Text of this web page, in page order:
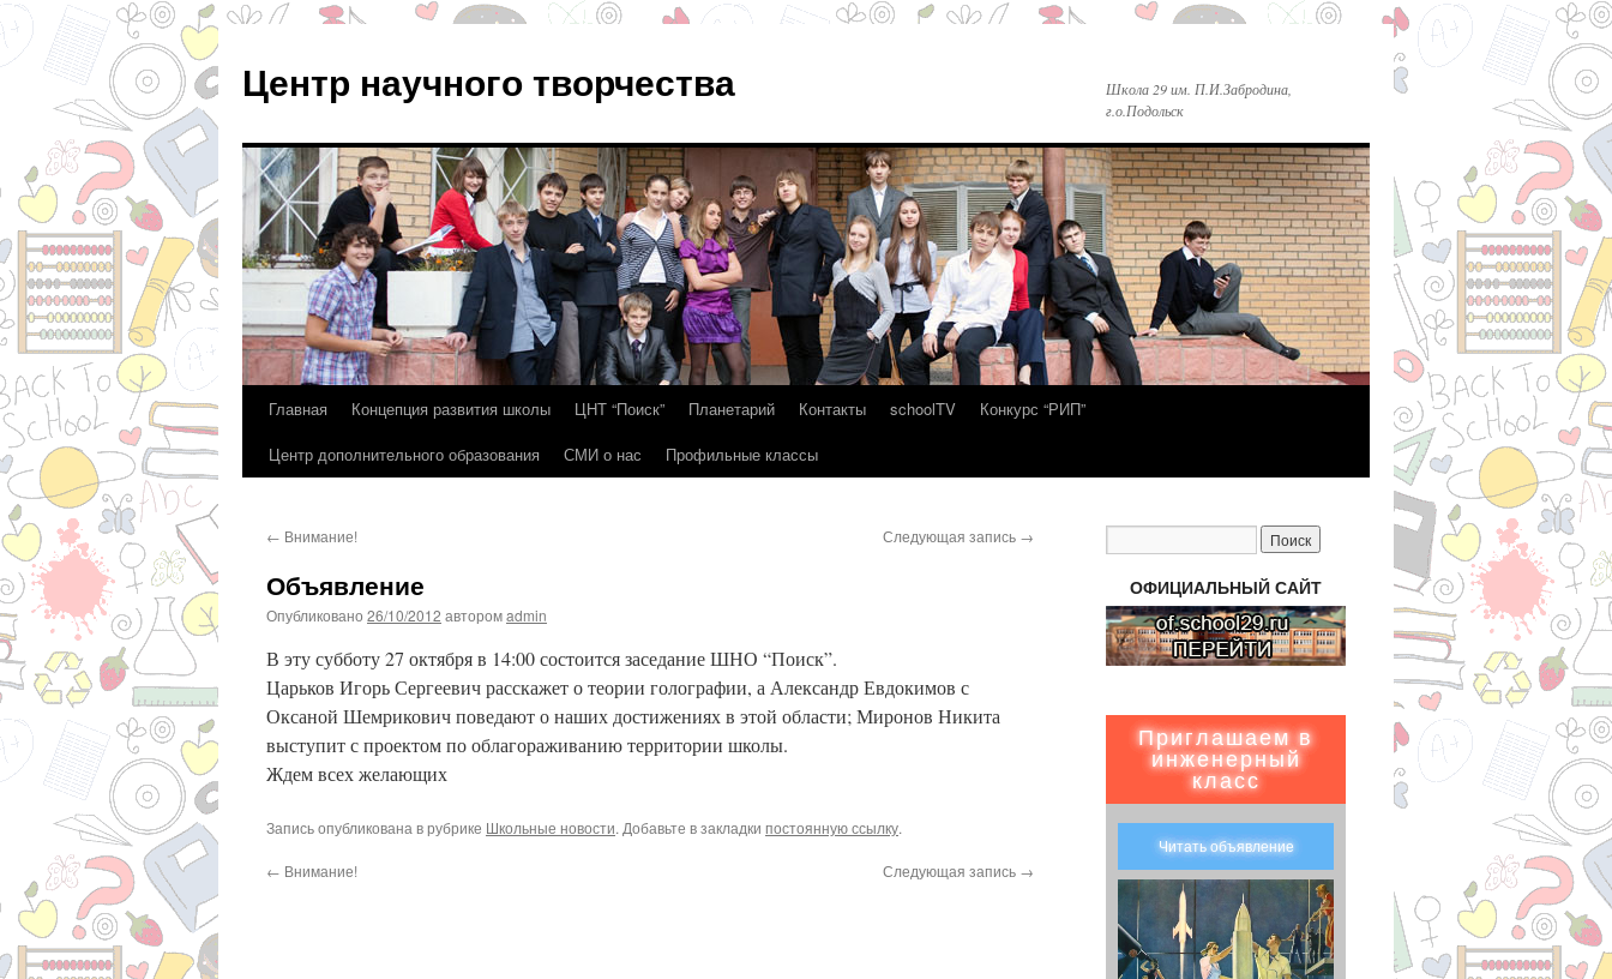
Центр научного творчества
Школа 29 им. П.И.Забродина,
г.о.Подольск
Перейти
Главная Концепция развития школы ЦНТ “Поиск” Планетарий Контакты schoolTV
Конкурс “РИП”
Центр дополнительного образования
СМИ о нас Профильные классы
← Внимание! Следующая запись →
Объявление
Опубликовано 26/10/2012 авторомadmin
В эту субботу 27 октября в 14:00 состоится заседание ШНО “Поиск”.
Царьков Игорь Сергеевич расскажет о теории голографии, а Александр Евдокимов с
Оксаной Шемрикович поведают о наших достижениях в этой области; Миронов Никита
выступит с проектом по облагораживанию территории школы.
Ждем всех желающих
Запись опубликована в рубрике Школьные новости. Добавьте в закладки постоянную ссылку.
← Внимание! Следующая запись →
ОФИЦИАЛЬНЫЙ САЙТ
Приглашаем в
инженерный
класс
Читать объявление